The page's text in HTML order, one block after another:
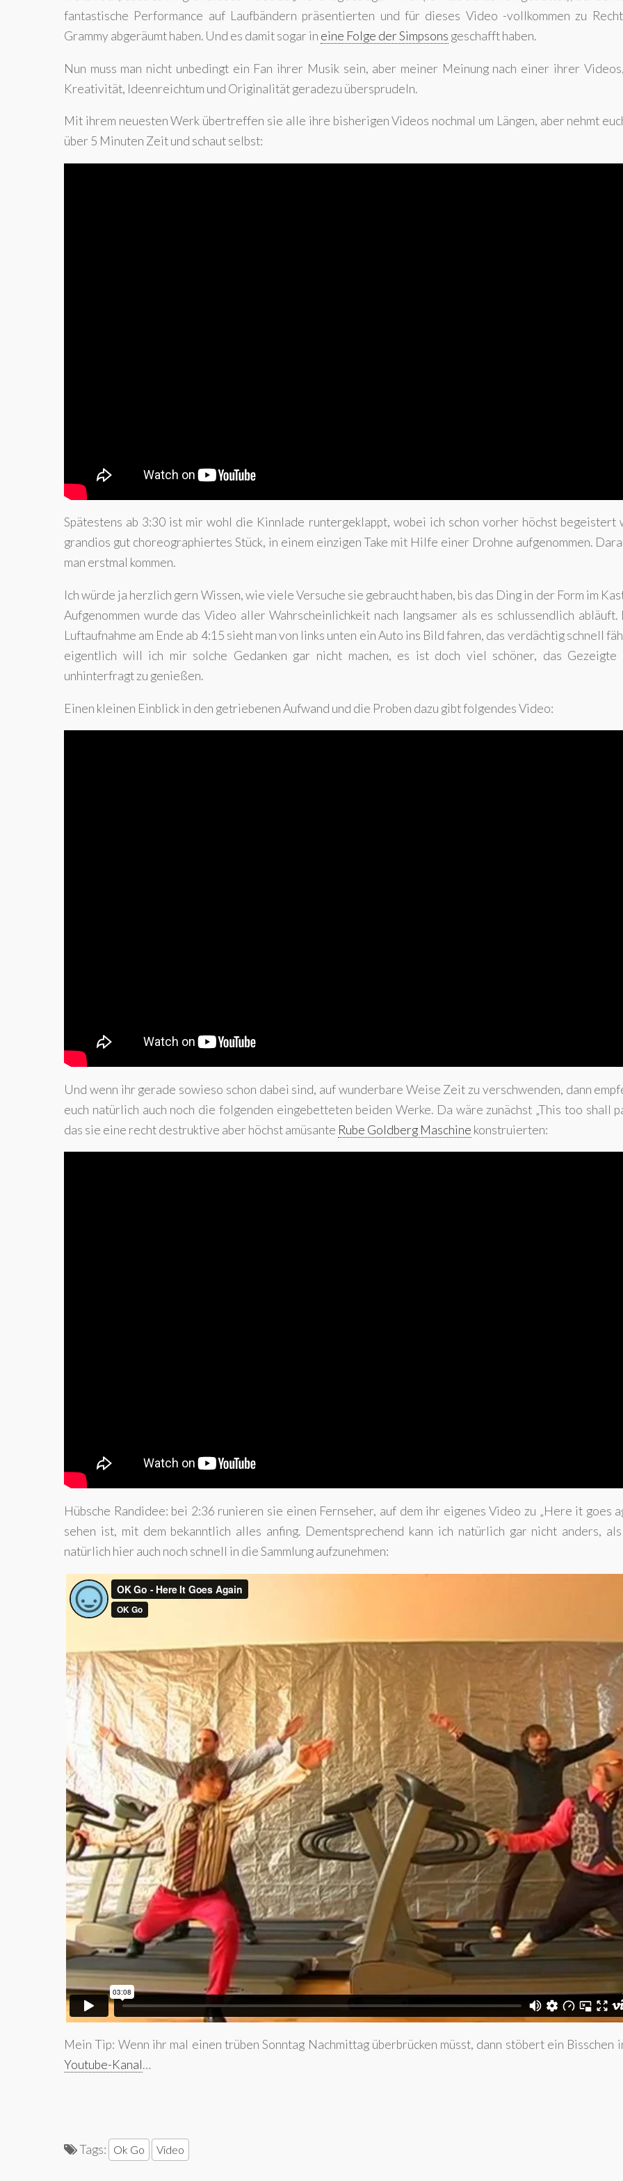
fantastische Performance auf Laufbändern präsentierten und für dieses Video -vollkommen zu
Grammy abgeräumt haben. Und es damit sogar in eine Folge der Simpsons geschafft haben.
Nun muss man nicht unbedingt ein Fan ihrer Musik sein, aber meiner Meinung nach einer ihrer
Kreativität, Ideenreichtum und Originalität geradezu übersprudeln.
Mit ihrem neuesten Werk übertreffen sie alle ihre bisherigen Videos nochmal um Längen, aber nehmt
über 5 Minuten Zeit und schaut selbst:
Spätestens ab 3:30 ist mir wohl die Kinnlade runtergeklappt, wobei ich schon vorher höchst begeistert
grandios gut choreographiertes Stück, in einem einzigen Take mit Hilfe einer Drohne aufgenommen.
man erstmal kommen.
Ich würde ja herzlich gern Wissen, wie viele Versuche sie gebraucht haben, bis das Ding in der Form im
Aufgenommen wurde das Video aller Wahrscheinlichkeit nach langsamer als es schlussendlich abläuft.
Luftaufnahme am Ende ab 4:15 sieht man von links unten ein Auto ins Bild fahren, das verdächtig schnell
eigentlich will ich mir solche Gedanken gar nicht machen, es ist doch viel schöner, das Gezeigte
unhinterfragt zu genießen.
Einen kleinen Einblick in den getriebenen Aufwand und die Proben dazu gibt folgendes Video:
Und wenn ihr gerade sowieso schon dabei sind, auf wunderbare Weise Zeit zu verschwenden, dann
euch natürlich auch noch die folgenden eingebetteten beiden Werke. Da wäre zunächst „This too shall
das sie eine recht destruktive aber höchst amüsante Rube Goldberg Maschine konstruierten:
Hübsche Randidee: bei 2:36 runieren sie einen Fernseher, auf dem ihr eigenes Video zu „Here it goes
sehen ist, mit dem bekanntlich alles anfing. Dementsprechend kann ich natürlich gar nicht anders,
natürlich hier auch noch schnell in die Sammlung aufzunehmen:
Mein Tip: Wenn ihr mal einen trüben Sonntag Nachmittag überbrücken müsst, dann stöbert ein Bisschen
Youtube-Kanal…
Tags: Ok Go Video